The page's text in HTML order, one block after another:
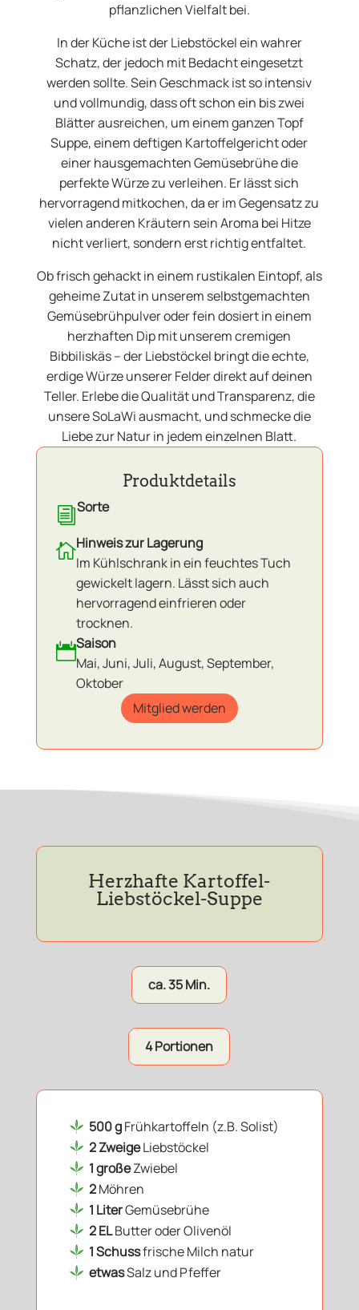
pflanzlichen Vielfalt bei.
In der Küche ist der Liebstöckel ein wahrer
Schatz, der jedoch mit Bedacht eingesetzt
werden sollte. Sein Geschmack ist so intensiv
und vollmundig, dass oft schon ein bis zwei
Blätter ausreichen, um einem ganzen Topf
Suppe, einem deftigen Kartoffelgericht oder
einer hausgemachten Gemüsebrühe die
perfekte Würze zu verleihen. Er lässt sich
hervorragend mitkochen, da er im Gegensatz zu
vielen anderen Kräutern sein Aroma bei Hitze
nicht verliert, sondern erst richtig entfaltet.
Ob frisch gehackt in einem rustikalen Eintopf, als
geheime Zutat in unserem selbstgemachten
Gemüsebrühpulver oder fein dosiert in einem
herzhaften Dip mit unserem cremigen
Bibbiliskäs – der Liebstöckel bringt die echte,
erdige Würze unserer Felder direkt auf deinen
Teller. Erlebe die Qualität und Transparenz, die
unsere SoLaWi ausmacht, und schmecke die
Liebe zur Natur in jedem einzelnen Blatt.
Produktdetails
iSorte
Hinweis zur Lagerung
Im Kühlschrank in ein feuchtes Tuch
gewickelt lagern. Lässt sich auch
hervorragend einfrieren oder
trocknen.
Saison
Mai, Juni, Juli, August, September,
Oktober
Mitglied werden
Herzhafte Kartoffel-
Liebstöckel-Suppe
ca. 35 Min.
4 Portionen
500 gFrühkartoffeln (z.B. Solist)
2 ZweigeLiebstöckel
1 großeZwiebel
2Möhren
1 LiterGemüsebrühe
2 ELButter oder Olivenöl
1 Schussfrische Milch natur
etwasSalz und Pfeffer